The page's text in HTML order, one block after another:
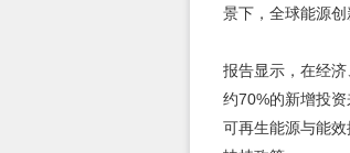
景下，全球能源
报告显示，在经
约70%的新增投
可再生能源与能